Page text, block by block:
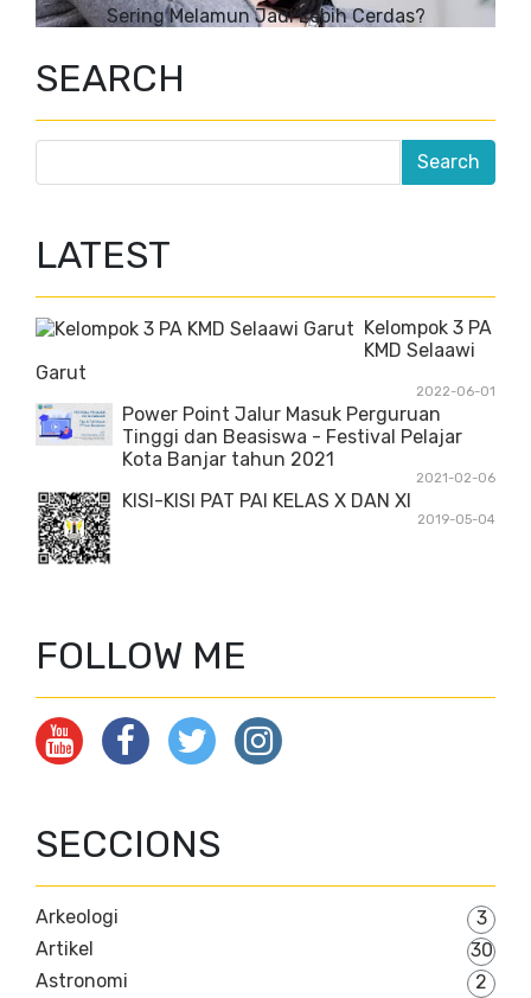
Sering Melamun Jadi Lebih Cerdas?
SEARCH
LATEST
Kelompok 3 PA
KMD Selaawi
Garut
2022-06-01
Power Point Jalur Masuk Perguruan
Tinggi dan Beasiswa - Festival Pelajar
Kota Banjar tahun 2021
2021-02-06
KISI-KISI PAT PAI KELAS X DAN XI
2019-05-04
FOLLOW ME
SECCIONS
Arkeologi
3
Artikel
30
Astronomi
2